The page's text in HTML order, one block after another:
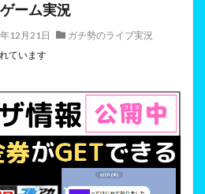
ーム実況
12月21日
ガチ勢のライブ実況
ています